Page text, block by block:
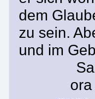
dem
zu sein.
und im